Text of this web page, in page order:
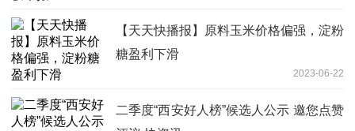
【天天快播报】原料玉米价格偏强，淀粉
糖盈利下滑
2023-06-22
二季度“西安好人榜”候选人公示 邀您点赞